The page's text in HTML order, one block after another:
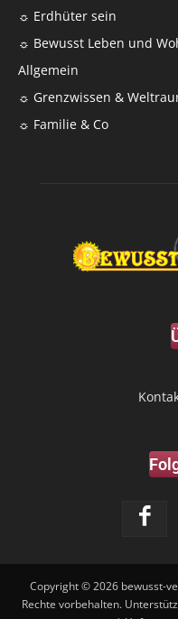
☼ Erdhüter sein
☼ Bewusst Leben und
Allgemein
☼ Grenzwissen &
☼ Familie & Co
Copyright © 2026 bewusst-
Rechte vorbehalten.